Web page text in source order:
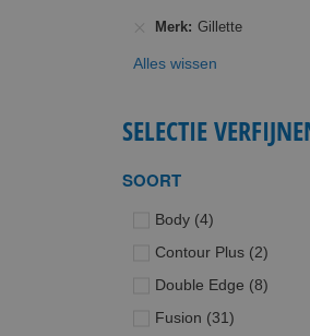
Merk Gillette
Alles wissen
SELECTIE
SOORT
Body 4producten
Contour Plus
2
Double Edge
8
Fusion
31producten